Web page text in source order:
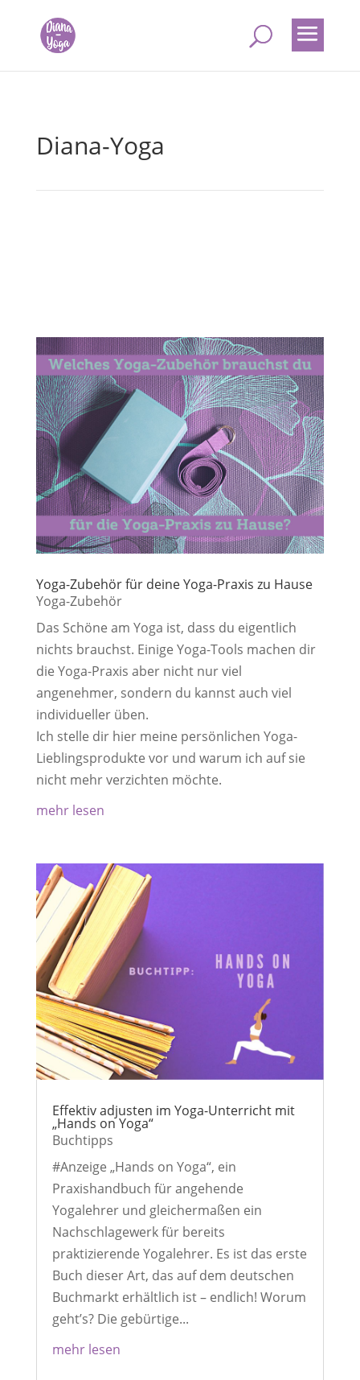
Diana-Yoga
Yoga-Zubehör für deine Yoga-Praxis zu Hause
Yoga-Zubehör
Das Schöne am Yoga ist, dass du eigentlich
nichts brauchst. Einige Yoga-Tools machen dir
die Yoga-Praxis aber nicht nur viel
angenehmer, sondern du kannst auch viel
individueller üben.
Ich stelle dir hier meine persönlichen Yoga-
Lieblingsprodukte vor und warum ich auf sie
nicht mehr verzichten möchte.
mehr lesen
Effektiv adjusten im Yoga-Unterricht mit
„Hands on Yoga“
Buchtipps
#Anzeige „Hands on Yoga“, ein
Praxishandbuch für angehende
Yogalehrer und gleichermaßen ein
Nachschlagewerk für bereits
praktizierende Yogalehrer. Es ist das erste
Buch dieser Art, das auf dem deutschen
Buchmarkt erhältlich ist – endlich! Worum
geht’s? Die gebürtige...
mehr lesen